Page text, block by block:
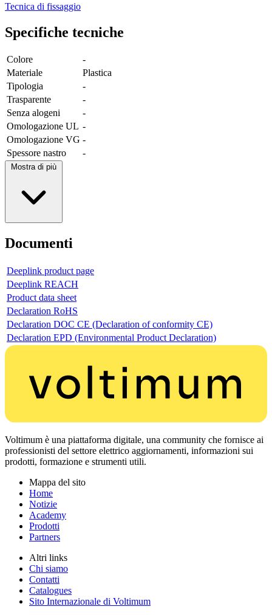
Tecnica di fissaggio
Specifiche tecniche
Colore
-
Materiale
Plastica
Tipologia
-
Trasparente
-
Senza alogeni
-
Omologazione UL -
Omologazione VG -
Spessore nastro
-
Mostra di più
Documenti
Deeplink product page
Deeplink REACH
Product data sheet
Declaration RoHS
Declaration DOC CE (Declaration of conformity CE)
Declaration EPD (Environmental Product Declaration)
Voltimum è una piattaforma digitale, una community che fornisce ai
professionisti del settore elettrico aggiornamenti, informazioni sui
prodotti, formazione e strumenti utili.
Mappa del sito
Home
Notizie
Academy
Prodotti
Partners
Altri links
Chi siamo
Contatti
Catalogues
Sito Internazionale di Voltimum